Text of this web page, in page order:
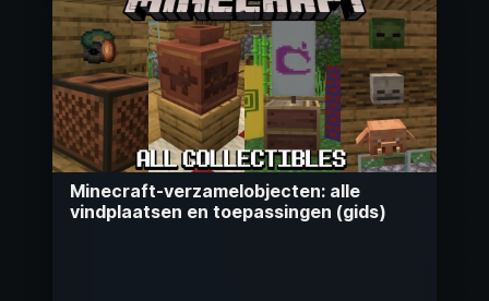
Minecraft-verzamelobjecten: alle
vindplaatsen en toepassingen (gids)